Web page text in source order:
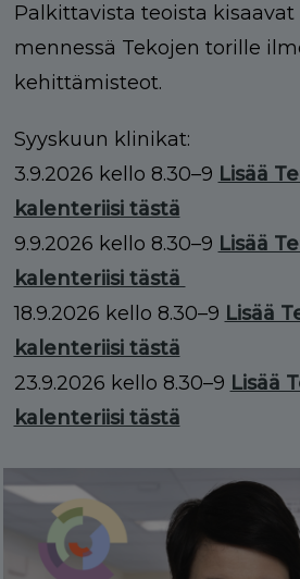
Palkittavista teoista kisaavat
mennessä Tekojen torille
kehittämisteot.
Syyskuun klinikat:
3.9.2026 kello 8.30–9 Lisää
kalenteriisi tästä
9.9.2026 kello 8.30–9 Lisää
kalenteriisi tästä
18.9.2026 kello 8.30–9 Lisää
kalenteriisi tästä
23.9.2026 kello 8.30–9 Lisää
kalenteriisi tästä